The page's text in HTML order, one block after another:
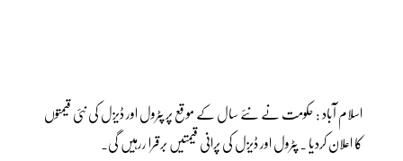
اسلام آباد : حکومت نے نئے سال کے موقع پر پٹرول اور ڈیزل کی نئی قیمتوں
کا اعلان کردیا ۔ پٹرول اور ڈیزل کی پرانی قیمتیں برقرا ررہیں گی۔